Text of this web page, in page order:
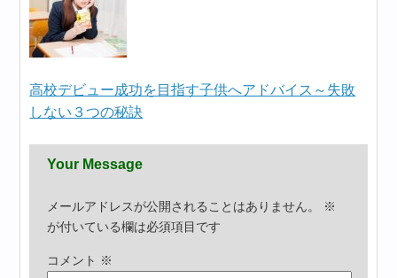
高校デビュー成功を目指す子供へアドバイス～失敗
しない３つの秘訣
Your Message
メールアドレスが公開されることはありません。
※
が付いている欄は必須項目です
コメント ※